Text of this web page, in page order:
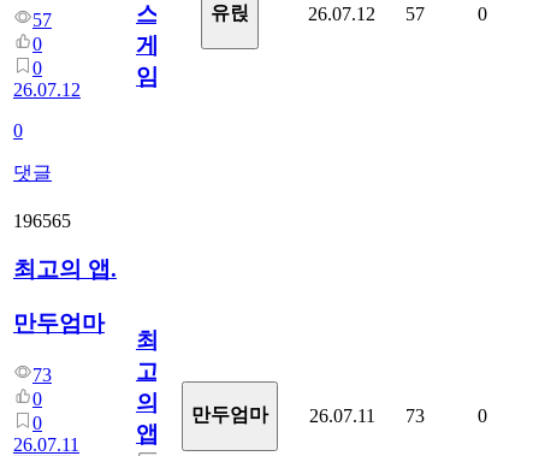
57
0
0
26.07.12
0
댓글
스
게
임?
유릱 26.07.12 57 0
196565
최고의 앱.
만두엄마
73
0
0
26.07.11
최
고
의
앱.
만두엄마 26.07.11 73 0